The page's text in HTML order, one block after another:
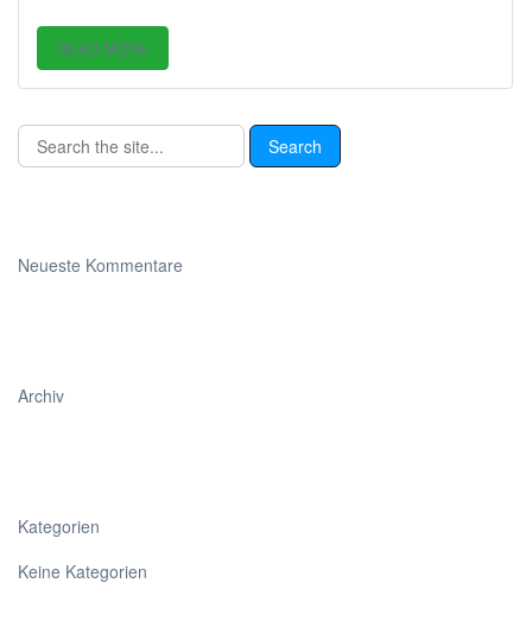
READ MORE
Neueste Kommentare
Archiv
Kategorien
Keine Kategorien